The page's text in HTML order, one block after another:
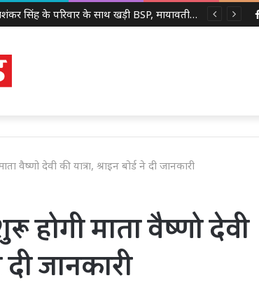
उमाशंकर सिंह के परिवार के साथ खड़ी BSP, मायावती बोलीं- बेटे को देंगे आगे बढ़ने का मौका
वैष्णो देवी की यात्रा, श्राइन बोर्ड ने दी जानकारी
होगी माता वैष्णो देवी
दी जानकारी